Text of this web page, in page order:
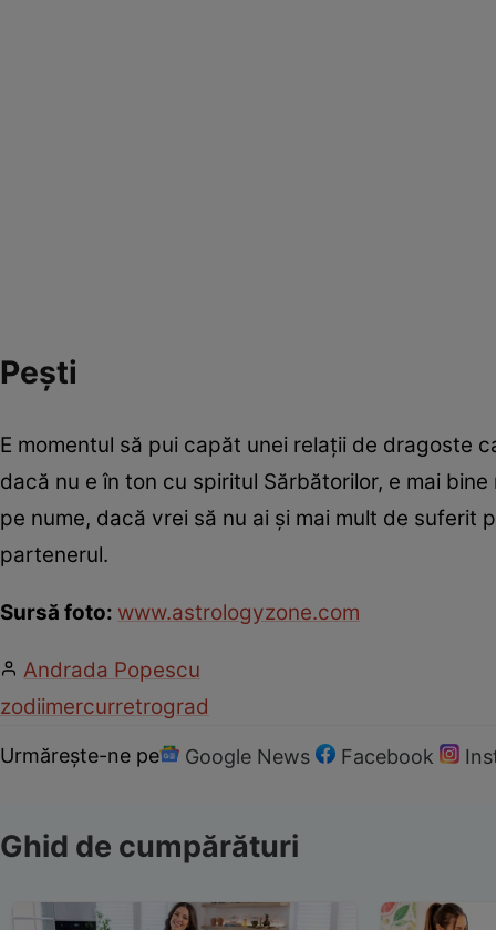
Peşti
E momentul să pui capăt unei relaţii de dragoste
dacă nu e în ton cu spiritul Sărbătorilor, e mai
pe nume, dacă vrei să nu ai şi mai mult de
partenerul.
Sursă foto: www.astrologyzone.com
Andrada Popescu
zodiimercurretrograd
Urmărește-ne pe Google News Facebook
Ghid de cumpărături